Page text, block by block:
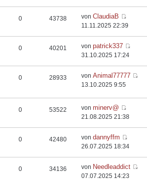
0 43738 vonClaudiaB
11.11.2025 22:39
0 40201 vonpatrick337
31.10.2025 17:24
0 28933 vonAnimal77777
13.10.2025 9:55
0 53522 vonminerv@
21.08.2025 21:38
0 42480 vondannyffm
26.07.2025 18:34
0 34136 von Needleaddict
07.07.2025 14:23